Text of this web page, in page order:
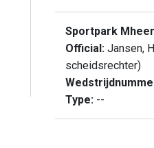
Sportpark
Official: Jansen,
scheidsrechter)
Type: --